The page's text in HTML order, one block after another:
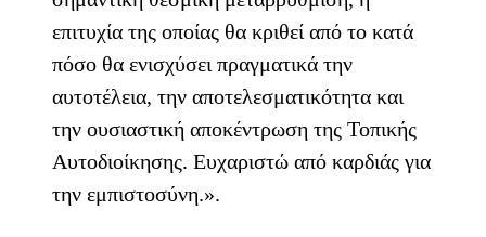
επιτυχία της οποίας θα κριθεί από το κατά
πόσο θα ενισχύσει πραγματικά την
αυτοτέλεια, την αποτελεσματικότητα και
την ουσιαστική αποκέντρωση της Τοπικής
Αυτοδιοίκησης. Ευχαριστώ από καρδιάς για
την εμπιστοσύνη.».